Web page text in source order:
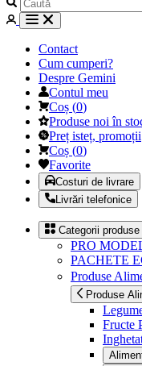
Contact
Cum cumperi?
Despre Gemini
Contul meu
Coș (0)
Produse noi în
Preț isteț, promoții
Coș (0)
Favorite
Costuri de livrare
Livrări telefonice
Categorii produse
PRO
PACHETE
Produse
Produse
Fructe